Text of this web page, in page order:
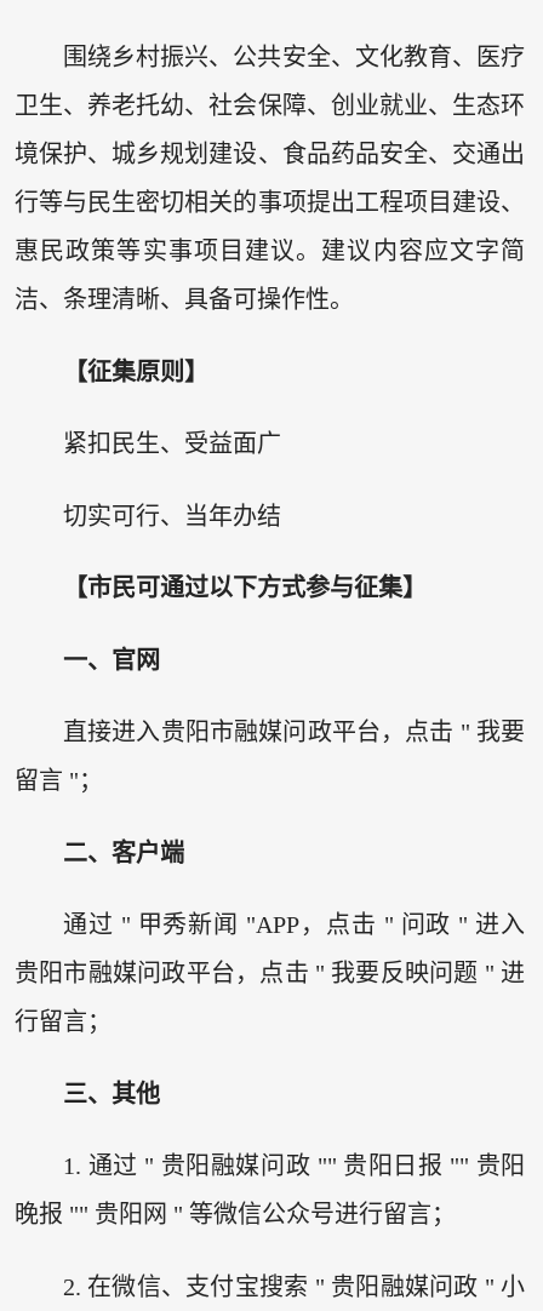
围绕乡村振兴、公共安全、文化教育、医疗
卫生、养老托幼、社会保障、创业就业、生态环
境保护、城乡规划建设、食品药品安全、交通出
行等与民生密切相关的事项提出工程项目建设、
惠民政策等实事项目建议。建议内容应文字简
洁、条理清晰、具备可操作性。
【征集原则】
紧扣民生、受益面广
切实可行、当年办结
【市民可通过以下方式参与征集】
一、官网
直接进入贵阳市融媒问政平台，点击 " 我要
留言 "；
二、客户端
通过 " 甲秀新闻 "APP，点击 " 问政 " 进入
贵阳市融媒问政平台，点击 " 我要反映问题 " 进
行留言；
三、其他
1. 通过 " 贵阳融媒问政 "" 贵阳日报 "" 贵阳
晚报 "" 贵阳网 " 等微信公众号进行留言；
2. 在微信、支付宝搜索 " 贵阳融媒问政 " 小